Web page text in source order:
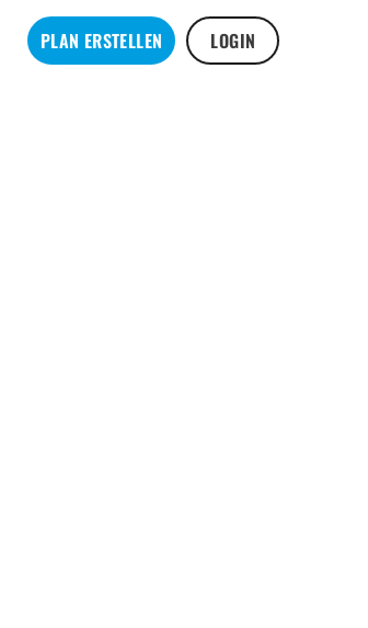
PLAN ERSTELLEN LOGIN